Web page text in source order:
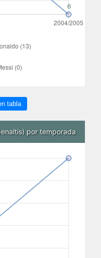
tabla
por temporada